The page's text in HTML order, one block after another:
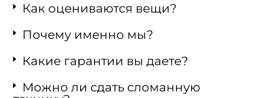
Как оцениваются вещи?
Почему именно мы?
Какие гарантии вы даете?
Можно ли сдать сломанную